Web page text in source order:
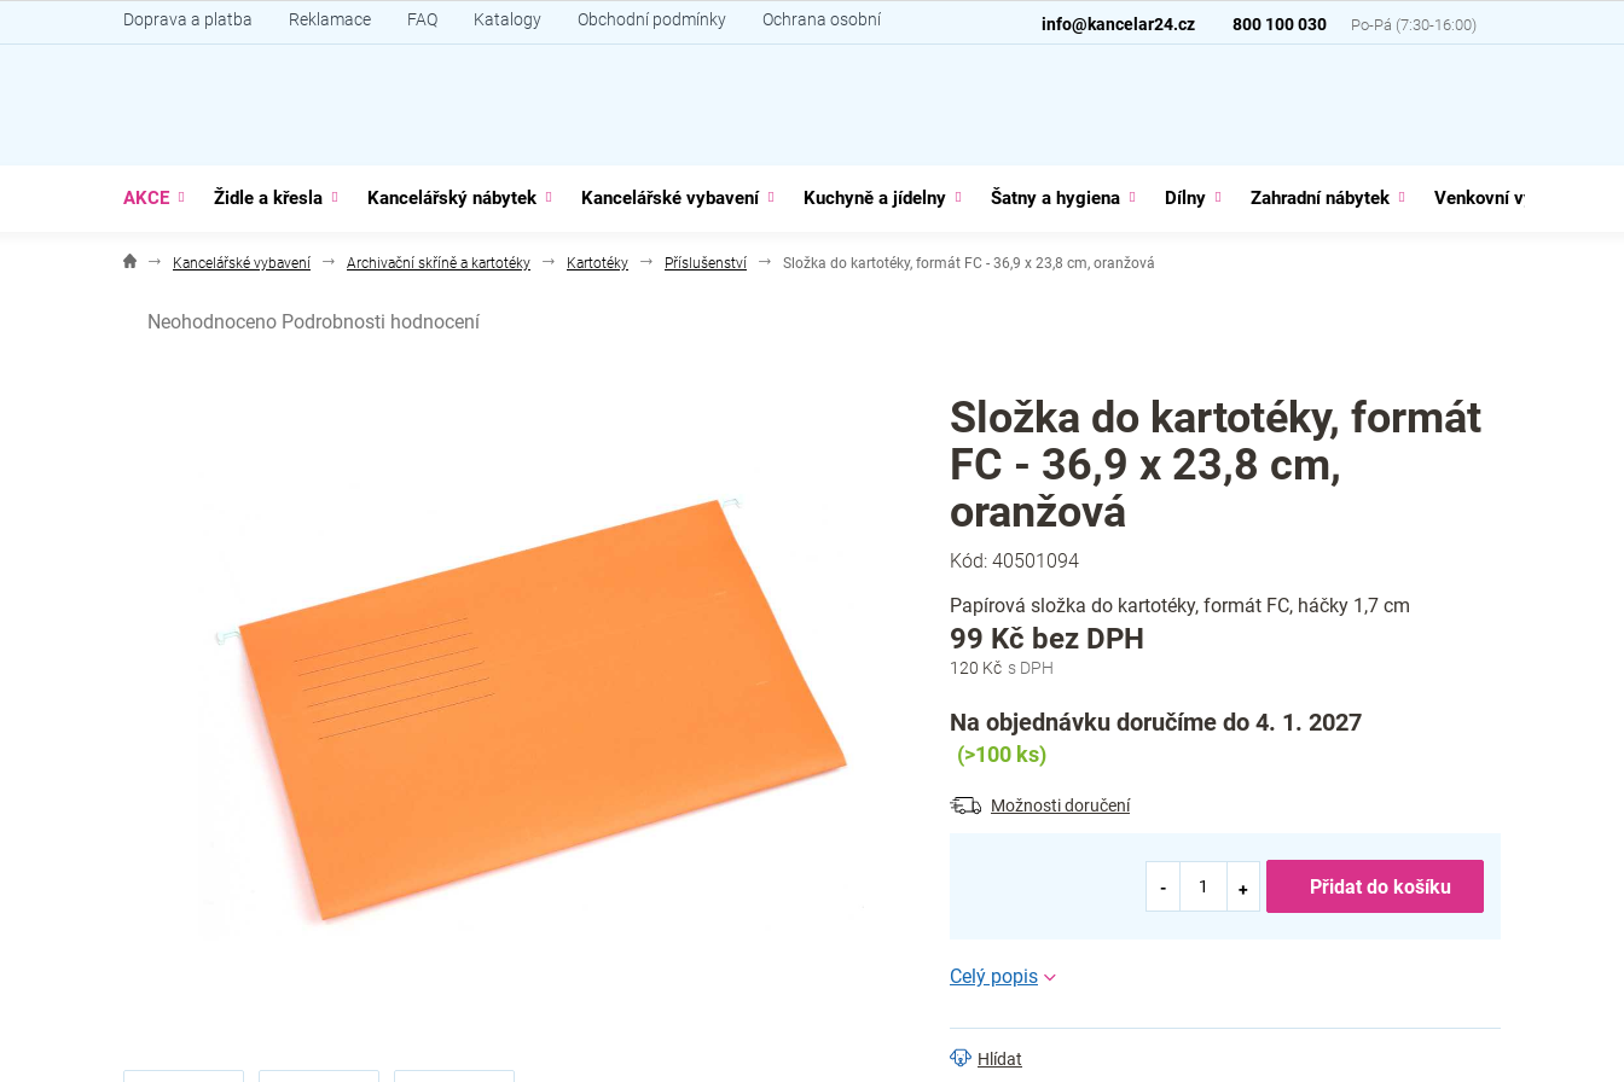
na
800 100 030
info@kancelar24.cz
Doprava a platba Reklamace FAQ Katalogy Obchodní podmínky Ochrana osobních údajů
AKCE Židle a křesla Kancelářský nábytek Kancelářské vybavení Kuchyně a jídelny Šatny a hygiena Dílny Zahradní nábytek Venkovní vybavení
Kancelářské vybavení Archivační skříně a kartotéky Kartotéky Příslušenství Složka do kartotéky, formát FC - 36,9 x 23,8 cm, oranžová
hodnocení
Neohodnoceno Podrobnosti hodnocení
Složka do kartotéky, formát
FC - 36,9 x 23,8 cm,
oranžová
Kód: 40501094
Papírová složka do kartotéky, formát FC, háčky 1,7 cm
120 Kč
99 Kč bez DPH
Na objednávku doručíme do 4. 1. 2027
(>100 ks)
Možnosti doručení
Přidat do košíku
Hlídat